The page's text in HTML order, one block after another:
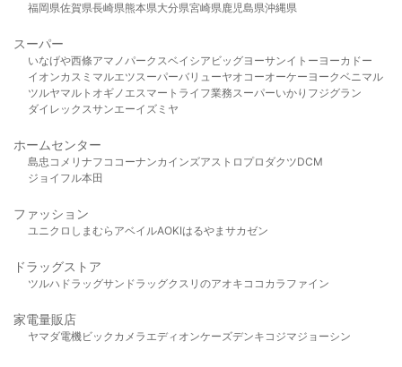
福岡県佐賀県長崎県熊本県大分県宮崎県鹿児島県沖縄県
スーパー
いなげや西條アマノパークスベイシア ビッグヨーサンイトーヨーカドー
イオンカスミ マルエツスーパーバリューヤオコーオーケー ヨークベニマル
ツルヤマルト オギノ エスマート ライフ業務スーパーいかり フジグラン
ダイレックスサンエーイズミヤ
ホームセンター
島忠 コメリ ナフコ コーナンカインズアストロプロダクツDCM
ジョイフル本田
ファッション
ユニクロ しまむら アベイルAOKIはるやま サカゼン
ドラッグストア
ツルハドラッグサンドラッグクスリのアオキ ココカラファイン
家電量販店
ヤマダ電機ビックカメラ エディオンケーズデンキ コジマジョーシン